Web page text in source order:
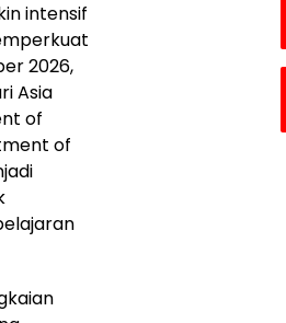
intensif
2026,
Asia
of
of